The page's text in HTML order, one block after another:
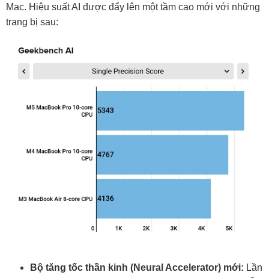
Mac. Hiệu suất AI được đẩy lên một tầm cao mới với những
trang bị sau:
Bộ tăng tốc thần kinh (Neural Accelerator) mới: Lần